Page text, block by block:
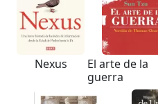
Nexus
El arte de la
guerra